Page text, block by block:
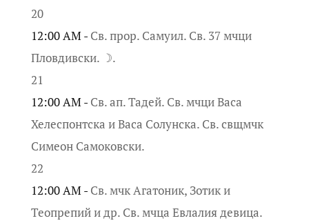
20
12:00 AM - Св. прор. Самуил. Св. 37 мчци
Пловдивски. ☽.
21
12:00 AM - Св. ап. Тадей. Св. мчци Васа
Хелеспонтска и Васа Солунска. Св. свщмчк
Симеон Самоковски.
22
12:00 AM - Св. мчк Агатоник, Зотик и
Теопрепий и др. Св. мчца Евлалия девица.